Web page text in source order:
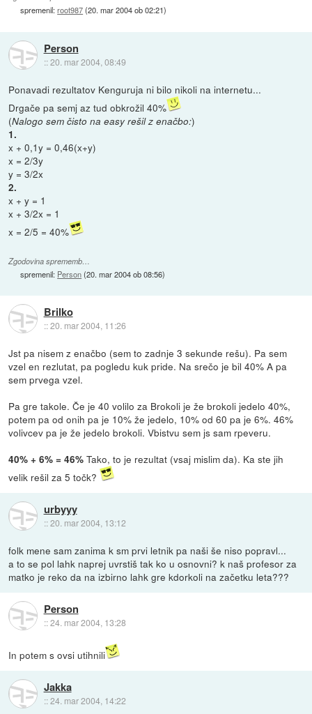
spremenil:root987(20. mar 2004 ob 02:21)
Person
::20. mar 2004, 08:49
Ponavadi rezultatov Kenguruja ni bilo nikoli na internetu...
Drgače pa semj az tud obkrožil 40%
(Nalogo sem čisto na easy rešil z enačbo:)
1.
x + 0,1y = 0,46(x+y)
x = 2/3y
y = 3/2x
2.
x + y = 1
x + 3/2x = 1
x = 2/5 = 40%
Zgodovina sprememb…
spremenil: Person(20. mar 2004 ob 08:56)
Brilko
::20. mar 2004, 11:26
Jst pa nisem z enačbo (sem to zadnje 3 sekunde rešu). Pa sem
vzel en rezlutat, pa pogledu kuk pride. Na srečo je bil 40% A pa
sem prvega vzel.
Pa gre takole. Če je 40 volilo za Brokoli je že brokoli jedelo 40%,
potem pa od onih pa je 10% že jedelo, 10% od 60 pa je 6%. 46%
volivcev pa je že jedelo brokoli. Vbistvu sem js sam rpeveru.
40% + 6% = 46%Tako, to je rezultat (vsaj mislim da). Ka ste jih
velik rešil za 5 točk?
urbyyy
::20. mar 2004, 13:12
folk mene sam zanima k sm prvi letnik pa naši še niso popravl...
a to se pol lahk naprej uvrstiš tak ko u osnovni? k naš profesor za
matko je reko da na izbirno lahk gre kdorkoli na začetku leta???
Person
::24. mar 2004, 13:28
In potem s ovsi utihnili
Jakka
::24. mar 2004, 14:22